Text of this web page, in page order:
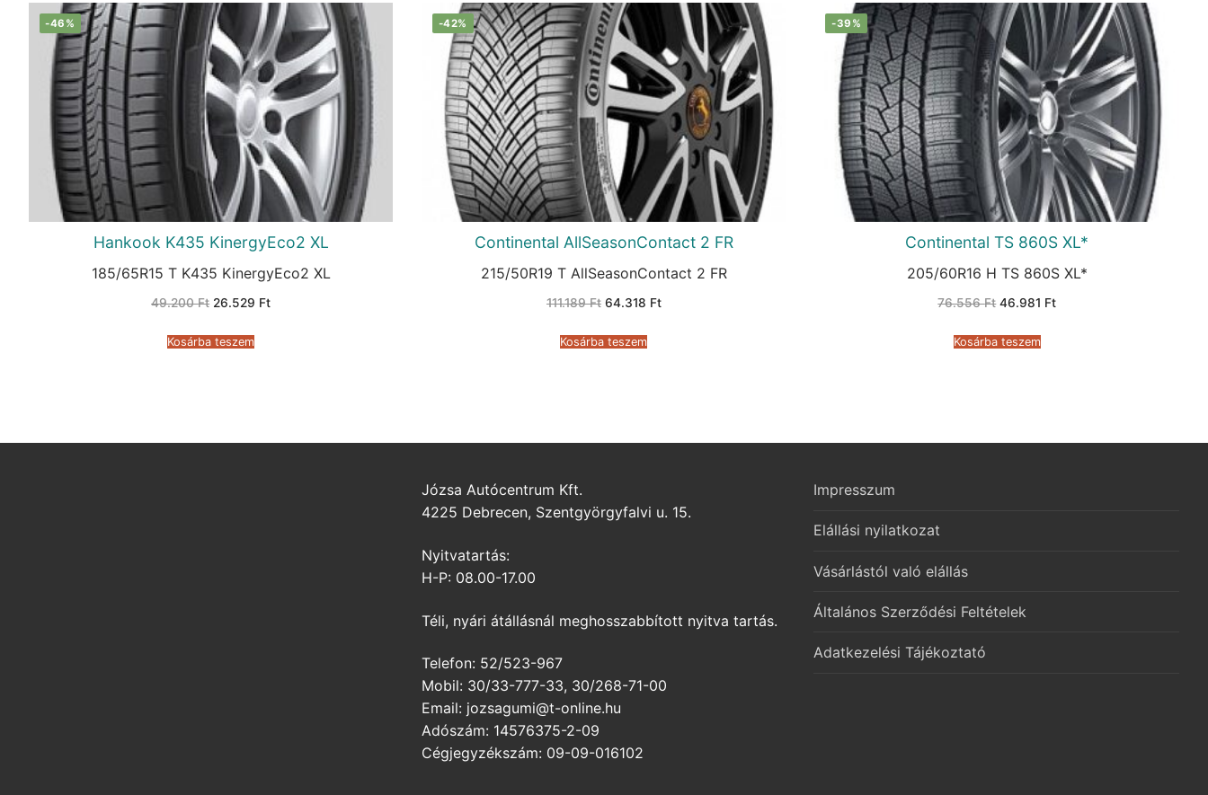
-46%
Hankook K435 KinergyEco2 XL
185/65R15 T K435 KinergyEco2 XL
49.200Ft Original
49.200 Ft.
26.529 FtCurrent
Kosárba teszem
-42%
Continental AllSeasonContact 2 FR
215/50R19 T AllSeasonContact 2 FR
111.189Ft Original
111.189 Ft.
64.318 FtCurrent
Kosárba teszem
-39%
Continental TS 860S XL*
205/60R16 H TS 860S XL*
76.556Ft Original
76.556 Ft.
46.981 FtCurrent
Kosárba teszem
Józsa Autócentrum Kft.
4225 Debrecen, Szentgyörgyfalvi u. 15.
Nyitvatartás:
H-P: 08.00-17.00
Téli, nyári átállásnál meghosszabbított nyitva tartás.
Telefon: 52/523-967
Mobil: 30/33-777-33, 30/268-71-00
Email: jozsagumi@t-online.hu
Adószám: 14576375-2-09
Cégjegyzékszám: 09-09-016102
Impresszum
Elállási nyilatkozat
Vásárlástól való elállás
Általános Szerződési Feltételek
Adatkezelési Tájékoztató